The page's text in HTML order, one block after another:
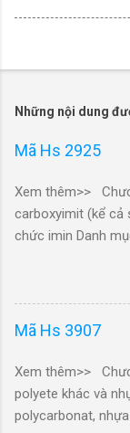
Những nội dung
Mã Hs 2925
Xem thêm>>
carboxyimit (kể cả
chức imin Danh
môi trường nước,
dụng: Xi mạ sản
45/Dung dịch natri
kim loại/KR/XK -
HCR-K-1 (20LTS)-
phần chính
Mã Hs 3907
Xem thêm>>
polyete khác và
polycarbonat,